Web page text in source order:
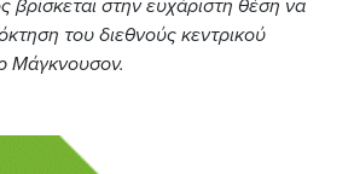
στην ευχάριστη θέση να
του διεθνούς κεντρικού
Μάγκνουσον.